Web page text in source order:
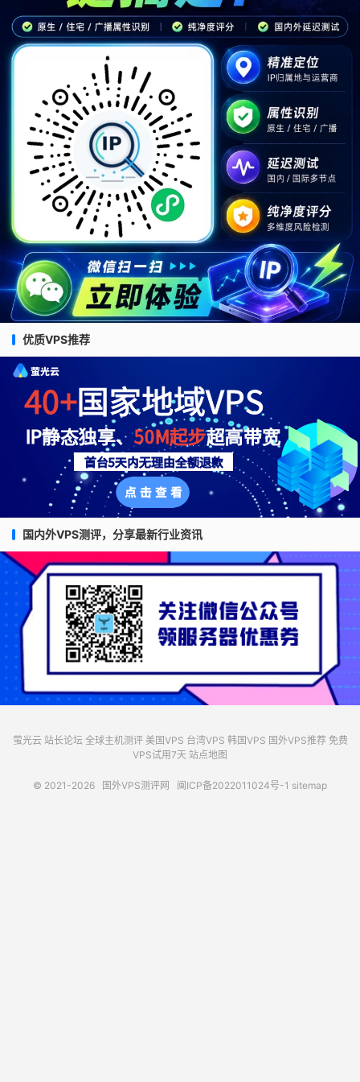
优质VPS推荐
国内外VPS测评，分享最新行业资讯
萤光云 站长论坛 全球主机测评 美国VPS 台湾VPS 韩国VPS 国外VPS推荐 免费
VPS试用7天 站点地图
© 2021-2026 国外VPS测评网 闽ICP备2022011024号-1 sitemap